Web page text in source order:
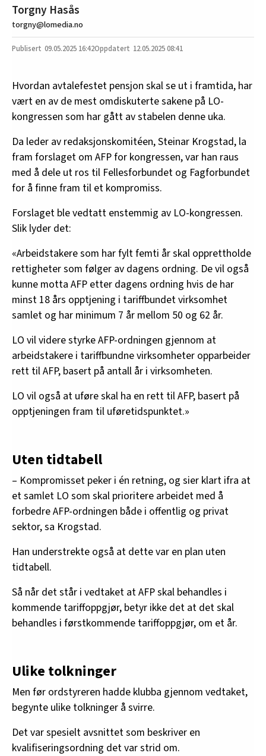
Torgny Hasås
torgny@lomedia.no
09.05.2025 16:42 12.05.2025 08:41
Hvordan avtalefestet pensjon skal se ut i framtida, har
vært en av de mest omdiskuterte sakene på LO-
kongressen som har gått av stabelen denne uka.
Da leder av redaksjonskomitéen, Steinar Krogstad, la
fram forslaget om AFP for kongressen, var han raus
med å dele ut ros til Fellesforbundet og Fagforbundet
for å finne fram til et kompromiss.
Forslaget ble vedtatt enstemmig av LO-kongressen.
Slik lyder det:
«Arbeidstakere som har fylt femti år skal opprettholde
rettigheter som følger av dagens ordning. De vil også
kunne motta AFP etter dagens ordning hvis de har
minst 18 års opptjening i tariffbundet virksomhet
samlet og har minimum 7 år mellom 50 og 62 år.
LO vil videre styrke AFP-ordningen gjennom at
arbeidstakere i tariffbundne virksomheter opparbeider
rett til AFP, basert på antall år i virksomheten.
LO vil også at uføre skal ha en rett til AFP, basert på
opptjeningen fram til uføretidspunktet.»
Uten tidtabell
– Kompromisset peker i én retning, og sier klart ifra at
et samlet LO som skal prioritere arbeidet med å
forbedre AFP-ordningen både i offentlig og privat
sektor, sa Krogstad.
Han understrekte også at dette var en plan uten
tidtabell.
Så når det står i vedtaket at AFP skal behandles i
kommende tariffoppgjør, betyr ikke det at det skal
behandles i førstkommende tariffoppgjør, om et år.
Ulike tolkninger
Men før ordstyreren hadde klubba gjennom vedtaket,
begynte ulike tolkninger å svirre.
Det var spesielt avsnittet som beskriver en
kvalifiseringsordning det var strid om.